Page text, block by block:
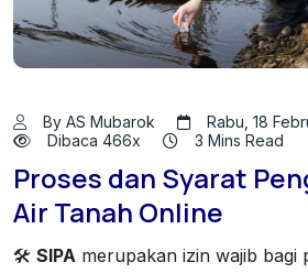
By AS Mubarok
Rabu, 18
Dibaca 466x
3 Mins Read
Proses dan Syarat
Air Tanah Online
🛠️ SIPA merupakan izin wajib bagi